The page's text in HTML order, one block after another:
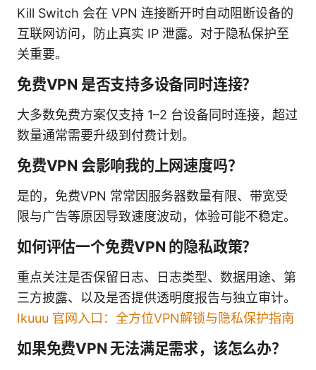
Kill Switch 会在 VPN 连接断开时自动阻断设备的
互联网访问，防止真实 IP 泄露。对于隐私保护至
关重要。
免费VPN 是否支持多设备同时连接？
大多数免费方案仅支持 1–2 台设备同时连接，超过
数量通常需要升级到付费计划。
免费VPN 会影响我的上网速度吗？
是的，免费VPN 常常因服务器数量有限、带宽受
限与广告等原因导致速度波动，体验可能不稳定。
如何评估一个免费VPN 的隐私政策？
重点关注是否保留日志、日志类型、数据用途、第
三方披露、以及是否提供透明度报告与独立审计。
Ikuuu 官网入口：全方位VPN解锁与隐私保护指南
如果免费VPN 无法满足需求，该怎么办？